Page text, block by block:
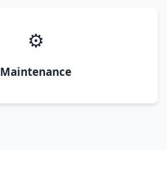
⚙️
Maintenance